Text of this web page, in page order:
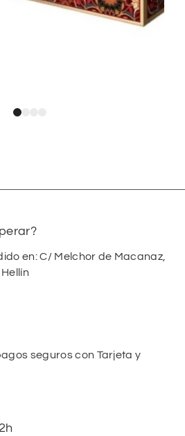
en: C/ Melchor de Macanaz,
seguros con Tarjeta y